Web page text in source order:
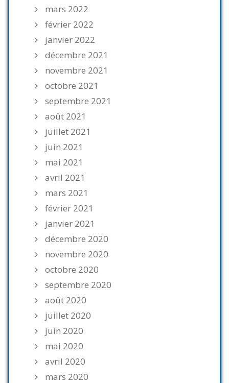
mars 2022
février 2022
janvier 2022
décembre 2021
novembre 2021
octobre 2021
septembre 2021
août 2021
juillet 2021
juin 2021
mai 2021
avril 2021
mars 2021
février 2021
janvier 2021
décembre 2020
novembre 2020
octobre 2020
septembre 2020
août 2020
juillet 2020
juin 2020
mai 2020
avril 2020
mars 2020